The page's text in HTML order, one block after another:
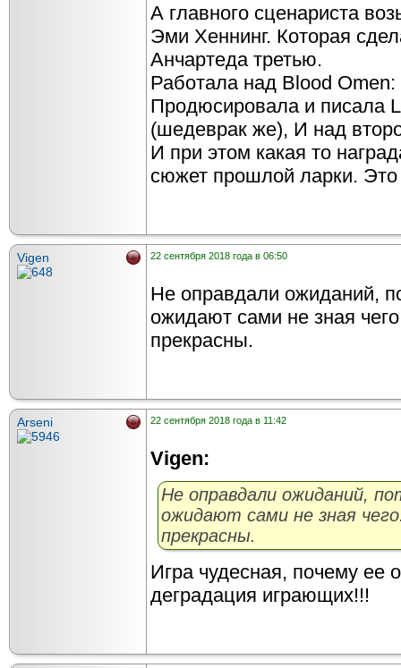
А главного сценариста
Эми Хеннинг. Которая
Анчартеда третью.
Работала над Blood
Продюсировала и писала
(шедеврак же), И над
И при этом какая то
сюжет прошлой ларки.
Vigen 22 сентября 2018 года в 06:50
Не оправдали ожиданий,
ожидают сами не зная
прекрасны.
Arseni 22 сентября 2018 года в 11:42
Vigen:
Не оправдали ожиданий,
ожидают сами не зная
прекрасны.
Игра чудесная, почему
деградация играющих!!!